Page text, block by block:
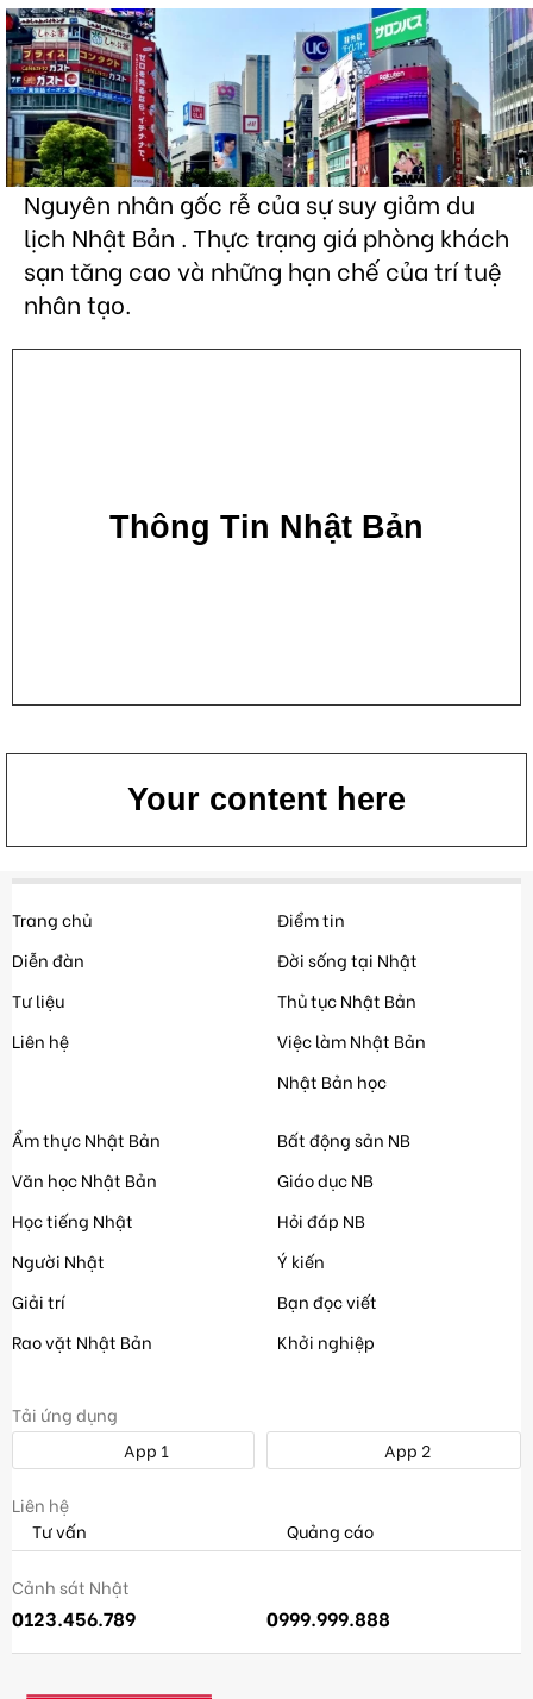
Nguyên nhân gốc rễ của sự suy giảm du
lịch Nhật Bản . Thực trạng giá phòng khách
sạn tăng cao và những hạn chế của trí tuệ
nhân tạo.
Thông Tin Nhật Bản
Your content here
Trang chủ
Diễn đàn
Tư liệu
Liên hệ
Điểm tin
Đời sống tại Nhật
Thủ tục Nhật Bản
Việc làm Nhật Bản
Nhật Bản học
Ẩm thực Nhật Bản
Văn học Nhật Bản
Học tiếng Nhật
Người Nhật
Giải trí
Rao vặt Nhật Bản
Bất động sản NB
Giáo dục NB
Hỏi đáp NB
Ý kiến
Bạn đọc viết
Khởi nghiệp
Tải ứng dụng
App 1
App 2
Liên hệ
Tư vấn
Quảng cáo
Cảnh sát Nhật
0123.456.789 0999.999.888